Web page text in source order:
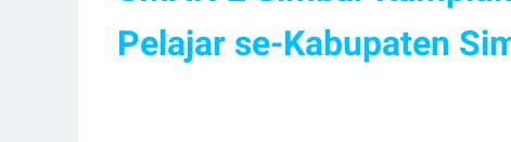
Pelajar se-Kabupaten